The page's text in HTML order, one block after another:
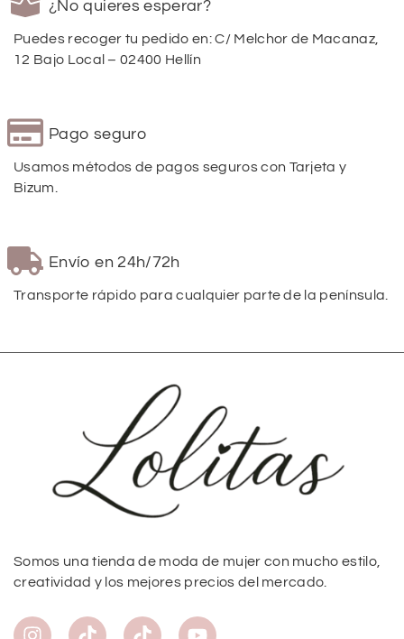
¿No quieres esperar?
Puedes recoger tu pedido en: C/ Melchor de Macanaz,
12 Bajo Local – 02400 Hellín
Pago seguro
Usamos métodos de pagos seguros con Tarjeta y
Bizum.
Envío en 24h/72h
Transporte rápido para cualquier parte de la península.
Somos una tienda de moda de mujer con mucho estilo,
creatividad y los mejores precios del mercado.